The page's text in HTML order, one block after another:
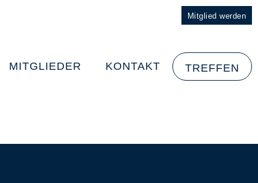
Mitglied werden
MITGLIEDER KONTAKT TREFFEN